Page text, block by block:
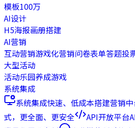
模板100万
AI设计
H5海报画册搭建
AI营销
互动营销游戏化营销问卷表单答题投
大型活动
活动乐园养成游戏
系统集成
系统集成快速、低成本搭建营销
式，更全面、更安全
API开放平台